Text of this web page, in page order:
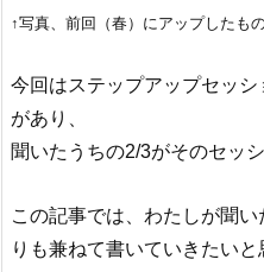
↑写真、前回（春）にアップしたも
今回はステップアップセッ
があり、
聞いたうちの2/3がそのセッ
この記事では、わたしが聞
りも兼ねて書いていきたいと